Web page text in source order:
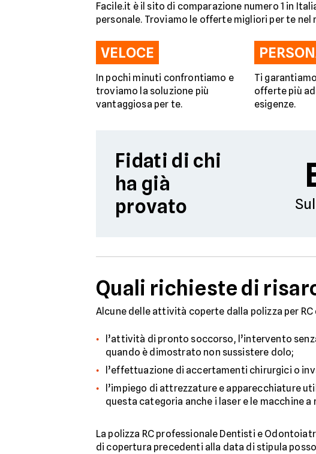
Facile.it è il sito di comparazione numero 1 in
personale. Troviamo le offerte migliori per te nel
VELOCE
In pochi minuti confrontiamo e
troviamo la soluzione più
vantaggiosa per te.
Ti
offerte più
esigenze.
Fidati di chi
ha già
provato
Quali richieste di
Alcune delle attività coperte dalla polizza per
l’attività di pronto soccorso, l’intervento
quando è dimostrato non sussistere dolo;
l’effettuazione di accertamenti chirurgici o
l’impiego di attrezzature e apparecchiature
questa categoria anche i laser e le macchine
La polizza RC professionale Dentisti e
di copertura precedenti alla data di stipula